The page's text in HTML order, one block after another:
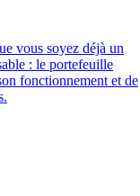
vous soyez déjà un
: le portefeuille
fonctionnement et de